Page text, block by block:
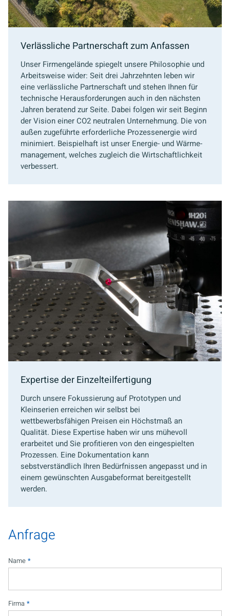
Verlässliche Partnerschaft zum Anfassen
Unser Firmengelände spiegelt unsere Philosophie und
Arbeitsweise wider: Seit drei Jahrzehnten leben wir
eine verlässliche Partnerschaft und stehen Ihnen für
technische Herausforderungen auch in den nächsten
Jahren beratend zur Seite. Dabei folgen wir seit Beginn
der Vision einer CO2 neutralen Unternehmung. Die von
außen zugeführte erforderliche Prozessenergie wird
minimiert. Beispielhaft ist unser Energie- und Wärme-
management, welches zugleich die Wirtschaftlichkeit
verbessert.
Expertise der Einzelteilfertigung
Durch unsere Fokussierung auf Prototypen und
Kleinserien erreichen wir selbst bei
wettbewerbsfähigen Preisen ein Höchstmaß an
Qualität. Diese Expertise haben wir uns mühevoll
erarbeitet und Sie profitieren von den eingespielten
Prozessen. Eine Dokumentation kann
sebstverständlich Ihren Bedürfnissen angepasst und in
einem gewünschten Ausgabeformat bereitgestellt
werden.
Anfrage
Name *
Firma *